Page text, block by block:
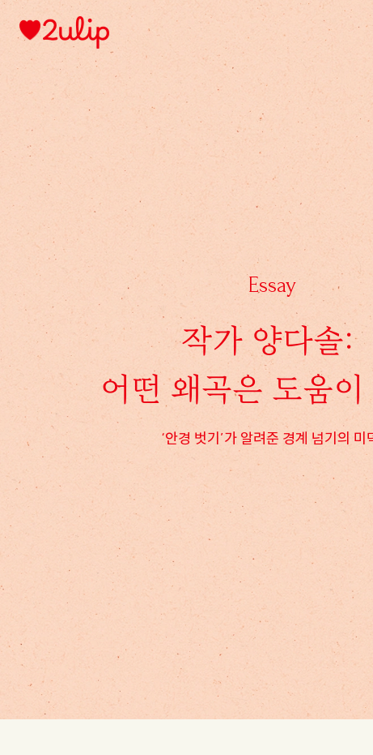
Essay
작가 양다솔:
어떤 왜곡은 도움
‘안경 벗기’가 알려준 경계 넘기의 미